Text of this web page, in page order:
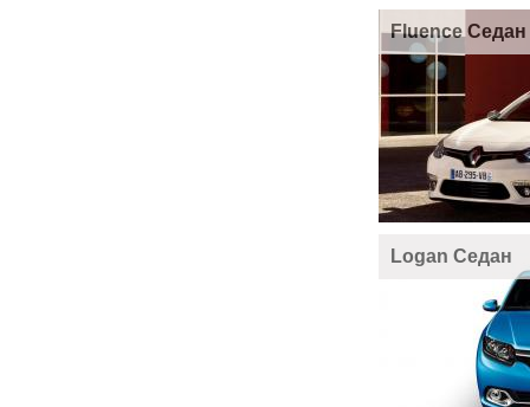
Fluence Седан
Logan Седан